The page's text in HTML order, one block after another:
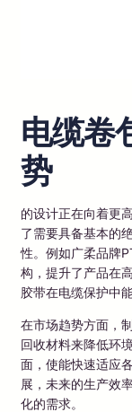
电缆卷
势
的设计正在向着更
了需要具备基本的
性。例如广柔品牌
构，提升了产品在
胶带在电缆保护中
在市场趋势方面，
回收材料来降低环
面，使能快速适应
展，未来的生产效
化的需求。